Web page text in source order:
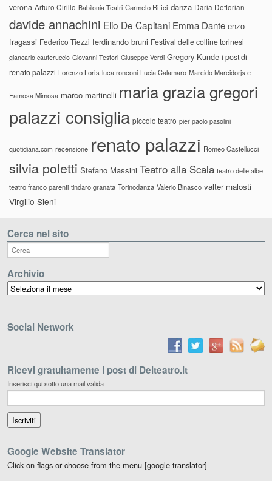
verona Arturo Cirillo Babilonia Teatri Carmelo Rifici danza Daria Deflorian
davide annachini Elio De Capitani Emma Dante enzo
fragassi Federico Tiezzi ferdinando bruni Festival delle colline torinesi
giancarlo cauteruccio Giovanni Testori Giuseppe Verdi Gregory Kunde i post di
renato palazzi Lorenzo Loris luca ronconi Lucia Calamaro Marcido Marcidorjs e
Famosa Mimosa marco martinelli maria grazia gregori
palazzi consiglia piccolo teatro pier paolo pasolini
quotidiana.com recensione renato palazzi Romeo Castellucci
silvia poletti Stefano Massini Teatro alla Scala teatro delle albe
teatro franco parenti tindaro granata Torinodanza Valerio Binasco valter malosti
Virgilio Sieni
Cerca nel sito
Archivio
Archivio
Social Network
Ricevi gratuitamente i post di Delteatro.it
Inserisci qui sotto una mail valida
Google Website Translator
Click on flags or choose from the menu [google-translator]